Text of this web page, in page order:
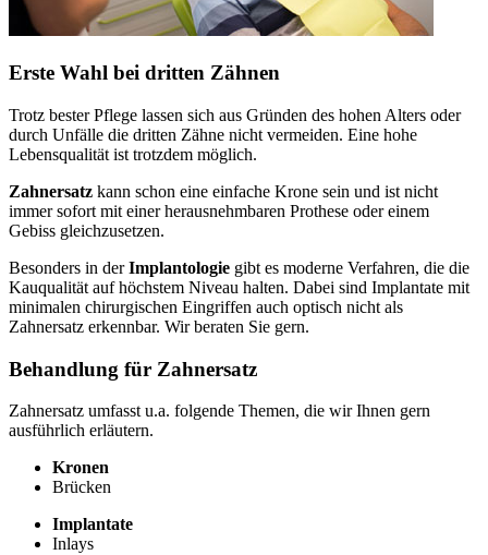
Erste Wahl bei dritten Zähnen
Trotz bester Pflege lassen sich aus Gründen des hohen Alters oder
durch Unfälle die dritten Zähne nicht vermeiden. Eine hohe
Lebensqualität ist trotzdem möglich.
Zahnersatz kann schon eine einfache Krone sein und ist nicht
immer sofort mit einer herausnehmbaren Prothese oder einem
Gebiss gleichzusetzen.
Besonders in derImplantologie gibt es moderne Verfahren, die die
Kauqualität auf höchstem Niveau halten. Dabei sind Implantate mit
minimalen chirurgischen Eingriffen auch optisch nicht als
Zahnersatz erkennbar. Wir beraten Sie gern.
Behandlung für Zahnersatz
Zahnersatz umfasst u.a. folgende Themen, die wir Ihnen gern
ausführlich erläutern.
Kronen
Brücken
Implantate
Inlays